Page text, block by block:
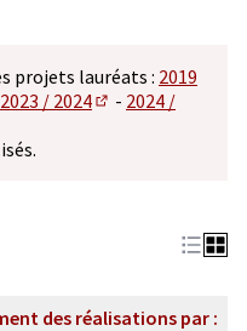
projets lauréats : 2019
onglet)
un nouvel onglet)
dans un nouvel onglet)
2023 / 2024
(S'ouvre dans un
- 2024 /
des réalisations par :